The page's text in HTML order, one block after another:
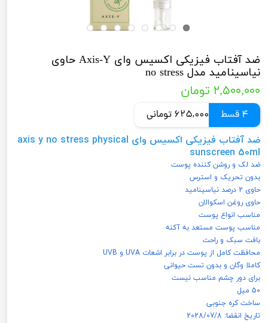
ضد آفتاب فیزیکی اکسیس وای Axis-Y حاوی
نیاسینامید مدل no stress
۲,۵۰۰,۰۰۰ تومان
4 قسط 625,000 تومانی
ضد آفتاب فیزیکی اکسیس وای axis y no stress physical
sunscreen 50ml
ضد لک و روشن کننده پوست
بدون تحریک و استرس
حاوی 2 درصد نیاسینامید
حاوی روغن اسکوالان
مناسب انواع پوست
مناسب پوست مستعد به آکنه
بافت سبک و راحت
محافظت کامل از پوست در برابر اشعات UVA و UVB
کاملا وگان و بدون تست حیوانی
برای دور چشم مناسب نیست
50 میل
ساخت کره جنوبی
تاریخ انقضا: 2028/07/8